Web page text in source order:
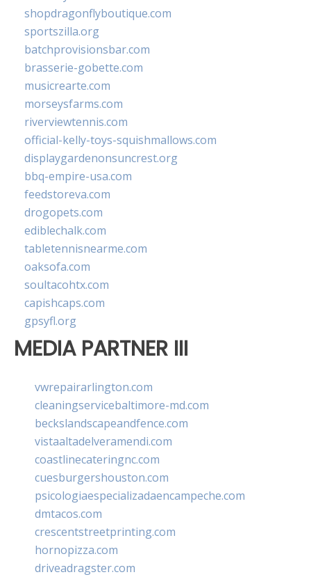
shopdragonflyboutique.com
sportszilla.org
batchprovisionsbar.com
brasserie-gobette.com
musicrearte.com
morseysfarms.com
riverviewtennis.com
official-kelly-toys-squishmallows.com
displaygardenonsuncrest.org
bbq-empire-usa.com
feedstoreva.com
drogopets.com
ediblechalk.com
tabletennisnearme.com
oaksofa.com
soultacohtx.com
capishcaps.com
gpsyfl.org
MEDIA PARTNER III
vwrepairarlington.com
cleaningservicebaltimore-md.com
beckslandscapeandfence.com
vistaaltadelveramendi.com
coastlinecateringnc.com
cuesburgershouston.com
psicologiaespecializadaencampeche.com
dmtacos.com
crescentstreetprinting.com
hornopizza.com
driveadragster.com